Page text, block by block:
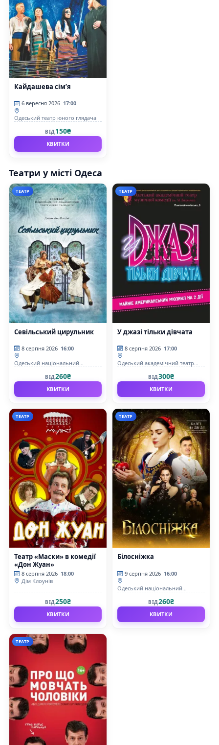
Кайдашева сім’я
6 вересня 2026 17:00
Одеський театр юного глядача
ВІД150₴
КВИТКИ
Театри у місті Одеса
ТЕАТР
Севільський цирульник
8 серпня 2026 16:00
Одеський національний
ВІД260₴
КВИТКИ
ТЕАТР
У джазі тільки дівчата
8 серпня 2026 17:00
Одеський академічний театр
ВІД300₴
КВИТКИ
ТЕАТР
Театр «Маски» в комедії
«Дон Жуан»
8 серпня 2026 18:00
Дім Клоунів
ВІД250₴
КВИТКИ
ТЕАТР
Білосніжка
9 серпня 2026 16:00
Одеський національний
ВІД260₴
КВИТКИ
ТЕАТР